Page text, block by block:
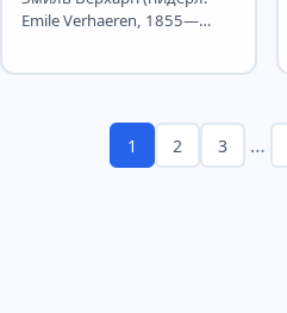
Emile Verhaeren, 1855—
1 2 3 …